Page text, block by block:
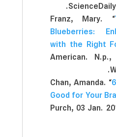
Franz, Mary. “
Blueberries:
with the Right
American.
Chan, Amanda. “
Good for Your
Purch, 03 Jan.